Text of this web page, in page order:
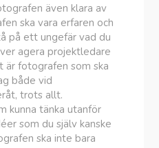
även klara av
ska vara erfaren och
på ett ungefär vad du
agera projektledare
är fotografen som ska
både vid
trots allt.
kunna tänka utanför
som du själv kanske
ska inte bara